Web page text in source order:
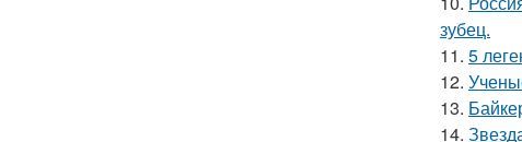
зубец.
11. 5
12.
13.
14.